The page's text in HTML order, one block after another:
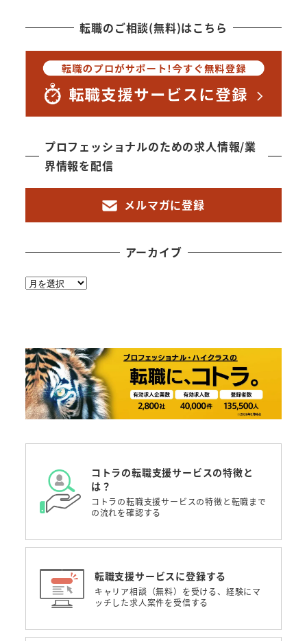
転職のご相談(無料)はこちら
プロフェッショナルのための求人情報/業
界情報を配信
メルマガに登録
アーカイブ
ア
ブ
コトラの転職支援サービスの特徴と
は？
コトラの転職支援サービスの特徴と転職まで
の流れを確認する
転職支援サービスに登録する
キャリア相談（無料）を受ける、経験にマ
ッチした求人案件を受信する